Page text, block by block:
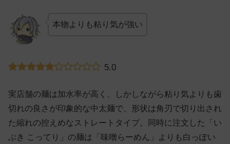
本物よりも粘り気が強い
5.0
実店舗の麺は加水率が高く、しかしながら粘り気よりも歯
切れの良さが印象的な中太麺で、形状は角刃で切り出され
た縮れの控えめなストレートタイプ。同時に注文した「い
ぶき こってり」の麺は「味噌らーめん」よりも白っぽい